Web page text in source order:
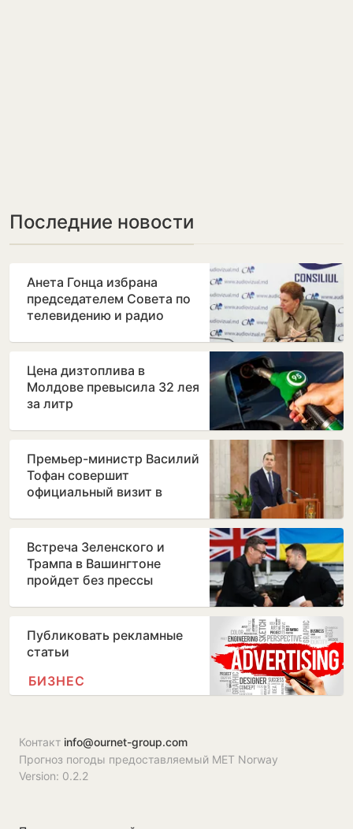
Последние новости
Анета Гонца избрана
председателем Совета по
телевидению и радио
Вицу
Цена дизтоплива в
Молдове превысила 32 лея
за литр
Премьер-министр Василий
Тофан совершит
официальный визит в
Встреча Зеленского и
Трампа в Вашингтоне
пройдет без прессы
Публиковать рекламные
статьи
БИЗНЕС
Контакт info@ournet-group.com
Прогноз погоды предоставляемый MET Norway
Version: 0.2.2